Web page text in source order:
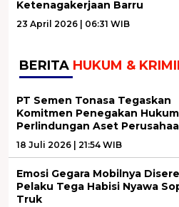
Ketenagakerjaan Barru
23 April 2026 | 06:31 WIB
BERITA HUKUM &
PT Semen Tonasa Tegaskan
Komitmen Penegakan
Perlindungan Aset
18 Juli 2026 | 21:54 WIB
Emosi Gegara Mobilnya
Pelaku Tega Habisi Nyawa
Truk